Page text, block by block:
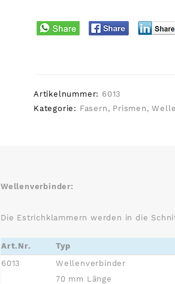
Artikelnummer: 6013
Kategorie: Fasern, Prismen,
Wellenverbinder:
Die Estrichklammern werden in die
Art.Nr. Typ
6013
Wellenverbinder
70 mm Länge